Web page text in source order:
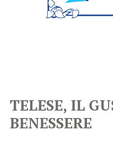
TELESE, IL
BENESSERE